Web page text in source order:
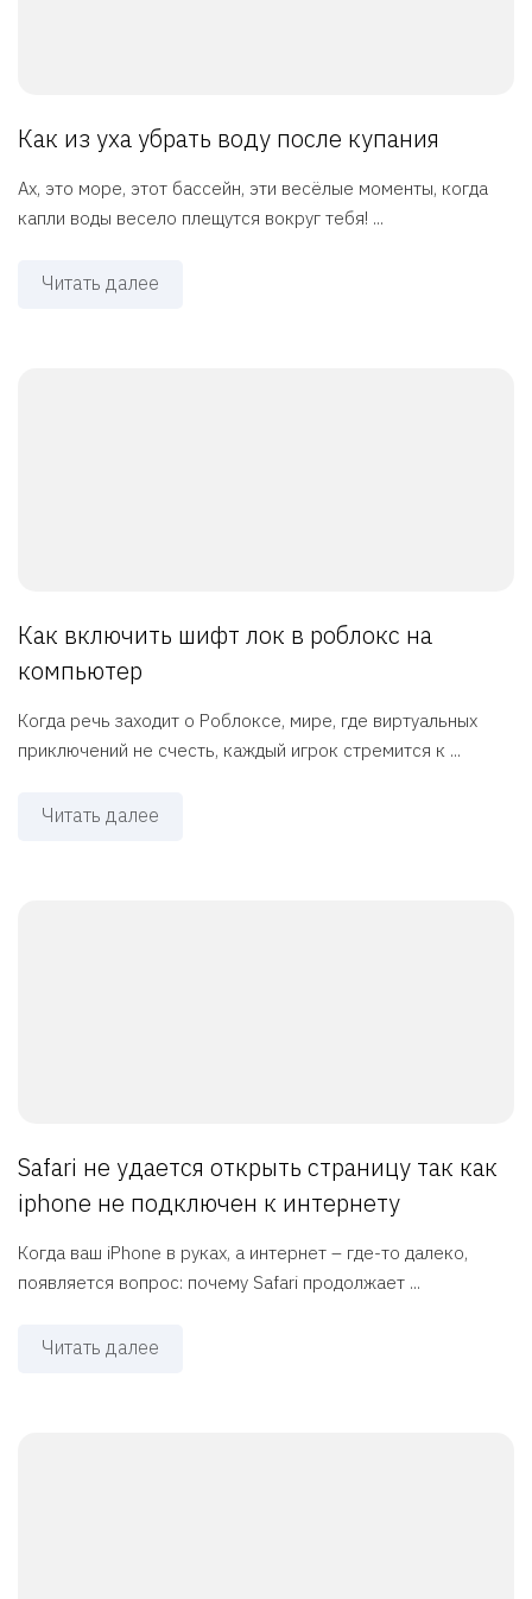
Как из уха убрать воду после купания
Ах, это море, этот бассейн, эти весёлые моменты, когда
капли воды весело плещутся вокруг тебя! ...
Читать далее
Как включить шифт лок в роблокс на
компьютер
Когда речь заходит о Роблоксе, мире, где виртуальных
приключений не счесть, каждый игрок стремится к ...
Читать далее
Safari не удается открыть страницу так как
iphone не подключен к интернету
Когда ваш iPhone в руках, а интернет – где-то далеко,
появляется вопрос: почему Safari продолжает ...
Читать далее